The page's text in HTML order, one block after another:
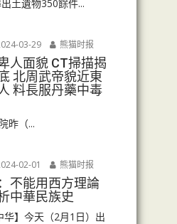
土遺物350餘件...
03-29 熊猫时报
人面貌 CT掃描揭
北周武帝貌近東
料長服丹藥中毒
昨（...
02-01 熊猫时报
不能用西方理論
中華民族史
华】今天（2月1日）出